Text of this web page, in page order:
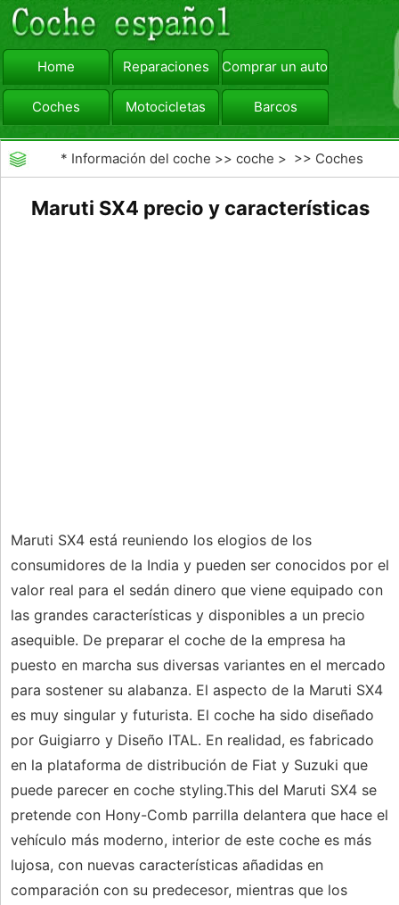
Home Reparaciones Comprar un automóvil
Coches Motocicletas Barcos
viajar Camiones
* Información del coche >>coche > >> Coches
Maruti SX4 precio y características
Maruti SX4 está reuniendo los elogios de los
consumidores de la India y pueden ser conocidos por el
valor real para el sedán dinero que viene equipado con
las grandes características y disponibles a un precio
asequible. De preparar el coche de la empresa ha
puesto en marcha sus diversas variantes en el mercado
para sostener su alabanza. El aspecto de la Maruti SX4
es muy singular y futurista. El coche ha sido diseñado
por Guigiarro y Diseño ITAL. En realidad, es fabricado
en la plataforma de distribución de Fiat y Suzuki que
puede parecer en coche styling.This del Maruti SX4 se
pretende con Hony-Comb parrilla delantera que hace el
vehículo más moderno, interior de este coche es más
lujosa, con nuevas características añadidas en
comparación con su predecesor, mientras que los